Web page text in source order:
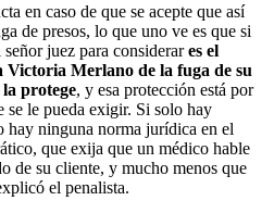
en caso de que se acepte que así
de presos, lo que uno ve es que si
juez para considerares el
Victoria Merlano de la fuga de su
protege, y esa protección está por
se le pueda exigir. Si solo hay
hay ninguna norma jurídica en el
que exija que un médico hable
de su cliente, y mucho menos que
el penalista.